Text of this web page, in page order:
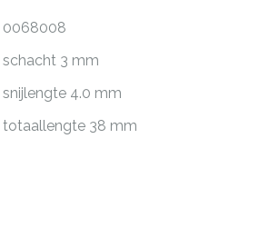
0068008
schacht 3 mm
snijlengte 4.0 mm
totaallengte 38 mm